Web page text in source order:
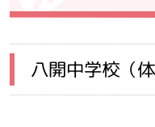
八開中学校（